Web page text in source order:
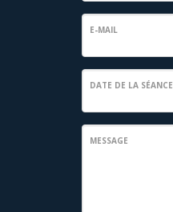
E-MAIL
DATE DE LA SÉANCE
MESSAGE